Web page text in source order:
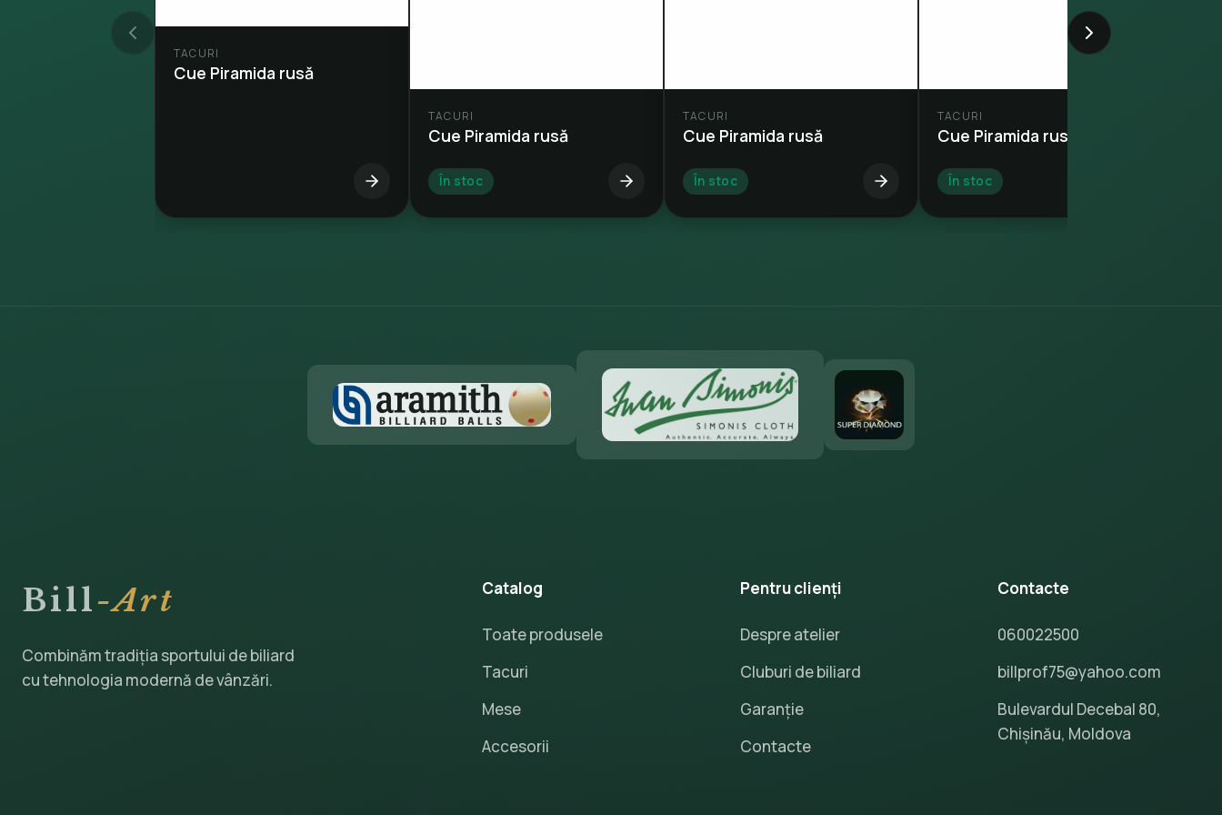
TACURI
Cue Piramida rusă
TACURI
Cue Piramida rusă
În stoc
TACURI
Cue Piramida rusă
În stoc
TACURI
Cue Piramida rusă
În stoc
Bill-Art
Combinăm tradiția sportului de biliard
cu tehnologia modernă de vânzări.
Catalog
Toate produsele
Tacuri
Mese
Accesorii
Pentru clienți
Despre atelier
Cluburi de biliard
Garanție
Contacte
Contacte
060022500
billprof75@yahoo.com
Bulevardul Decebal 80,
Chișinău, Moldova